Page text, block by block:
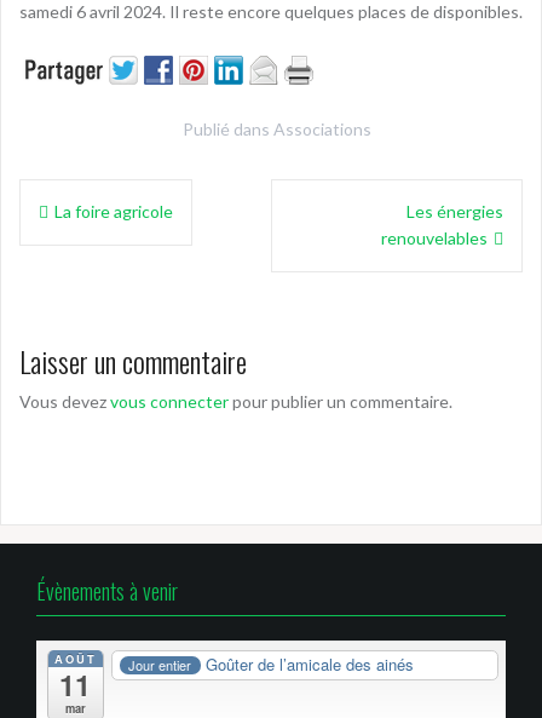
samedi 6 avril 2024. Il reste encore quelques places de disponibles.
Publié dans Associations
Navigation
La foire agricole
Les énergies
renouvelables
Laisser un commentaire
Vous devezvous connecterpour publier un commentaire.
Évènements à venir
AOÛT
11
mar
Jour entier Goûter de l’amicale des ainés